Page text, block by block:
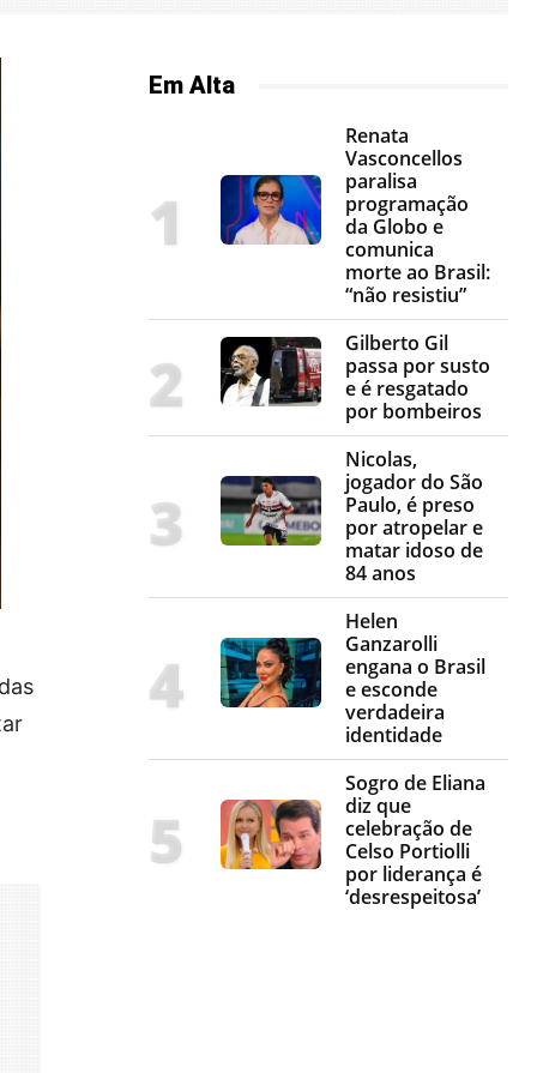
Em Alta
Renata
Vasconcellos
paralisa
programação
da Globo e
comunica
morte ao Brasil:
“não resistiu”
Gilberto Gil
passa por susto
e é resgatado
por bombeiros
Nicolas,
jogador do São
Paulo, é preso
por atropelar e
matar idoso de
84 anos
Helen
Ganzarolli
engana o Brasil
e esconde
verdadeira
identidade
Sogro de Eliana
diz que
celebração de
Celso Portiolli
por liderança é
‘desrespeitosa’